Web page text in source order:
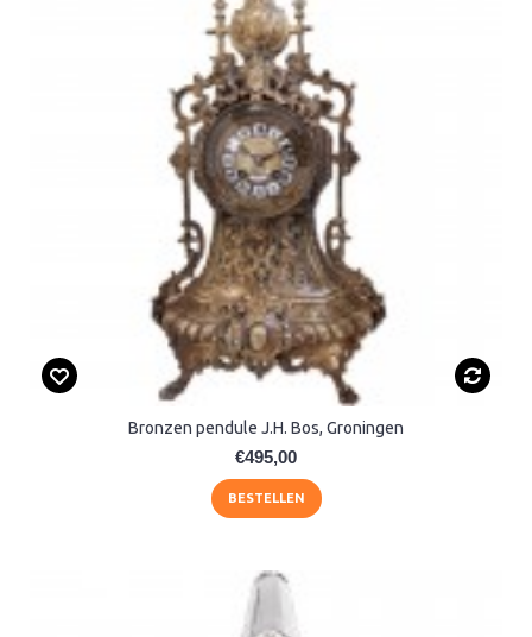
Bronzen pendule J.H. Bos, Groningen
€495,00
BESTELLEN